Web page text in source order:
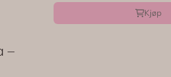
–
Kjøp